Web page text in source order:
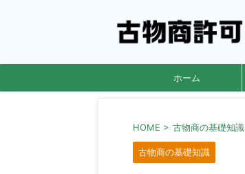
ホーム
HOME > 古物商の基礎知識
古物商の基礎知識